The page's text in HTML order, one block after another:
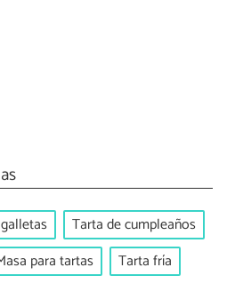
Tarta de cumpleaños
para tartas Tarta fría